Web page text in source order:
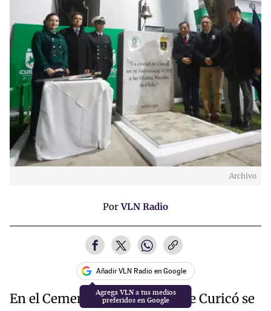
Archivo
PorVLN Radio
Añadir VLN Radio en Google
En el Cementerio Municipal de Curicó se